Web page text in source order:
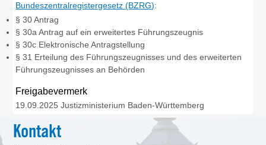
Bundeszentralregistergesetz (BZRG):
§ 30 Antrag
§ 30a Antrag auf ein erweitertes Führungszeugnis
§ 30c Elektronische Antragstellung
§ 31 Erteilung des Führungszeugnisses und des erweiterten
Führungszeugnisses an Behörden
Freigabevermerk
19.09.2025 Justizministerium Baden-Württemberg
Kontakt